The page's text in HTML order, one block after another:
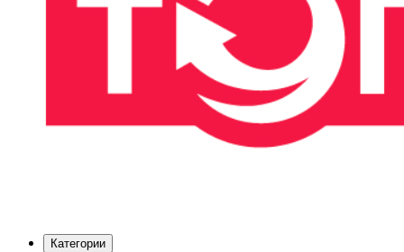
Категории